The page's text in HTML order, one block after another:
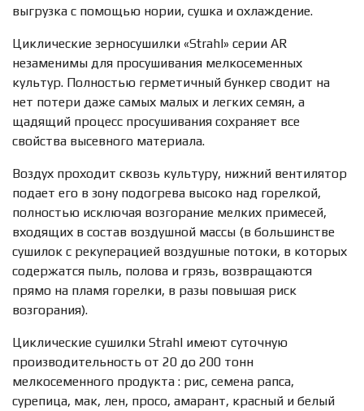
выгрузка с помощью нории, сушка и охлаждение.
Циклические зерносушилки «Strahl» серии AR
незаменимы для просушивания мелкосеменных
культур. Полностью герметичный бункер сводит на
нет потери даже самых малых и легких семян, а
щадящий процесс просушивания сохраняет все
свойства высевного материала.
Воздух проходит сквозь культуру, нижний вентилятор
подает его в зону подогрева высоко над горелкой,
полностью исключая возгорание мелких примесей,
входящих в состав воздушной массы (в большинстве
сушилок с рекуперацией воздушные потоки, в которых
содержатся пыль, полова и грязь, возвращаются
прямо на пламя горелки, в разы повышая риск
возгорания).
Циклические сушилки Strahl имеют суточную
производительность от 20 до 200 тонн
мелкосеменного продукта : рис, семена рапса,
сурепица, мак, лен, просо, амарант, красный и белый